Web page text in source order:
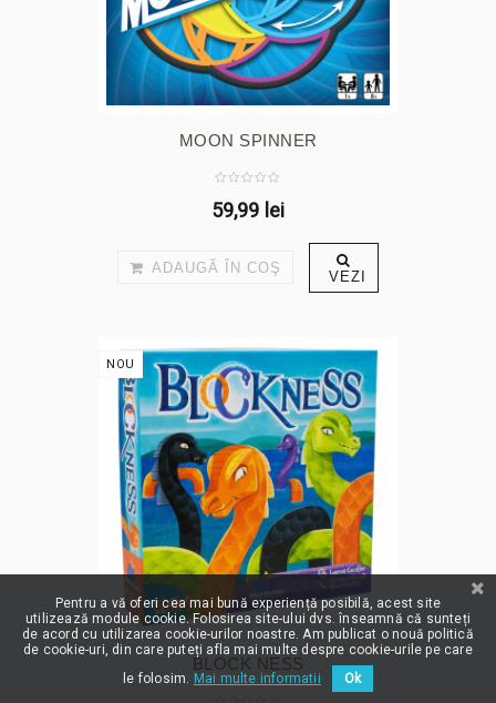
MOON SPINNER
59,99 lei
ADAUGĂ ÎN COŞ VEZI
NOU
BLOCK NESS
Pentru a vă oferi cea mai bună experiență posibilă, acest site
utilizează module cookie. Folosirea site-ului dvs. înseamnă că sunteți
de acord cu utilizarea cookie-urilor noastre. Am publicat o nouă politică
de cookie-uri, din care puteți afla mai multe despre cookie-urile pe care
le folosim. Mai multe informatii Ok